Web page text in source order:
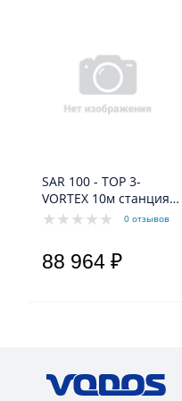
SAR 100 - TOP 3-
VORTEX 10м станция
для накопления
загрязненной воды)
0 отзывов
88 964 ₽